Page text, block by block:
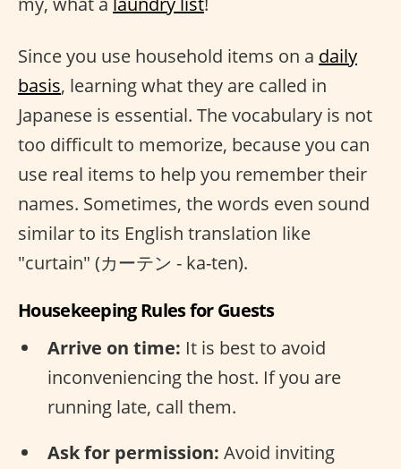
Since you use household items on a daily
basis, learning what they are called in
Japanese is essential. The vocabulary is not
too difficult to memorize, because you can
use real items to help you remember their
names. Sometimes, the words even sound
similar to its English translation like
"curtain" (カーテン - ka-ten).
Housekeeping Rules for Guests
Arrive on time: It is best to avoid
inconveniencing the host. If you are
running late, call them.
Ask for permission: Avoid inviting